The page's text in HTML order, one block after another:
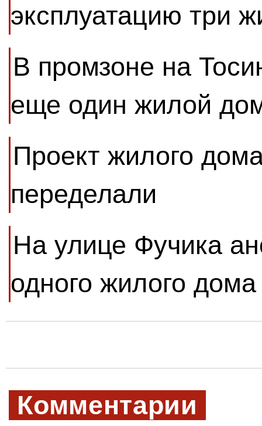
эксплуатацию три
В промзоне на
еще один жилой
Проект жилого
переделали
На улице Фучика
одного жилого
Комментарии